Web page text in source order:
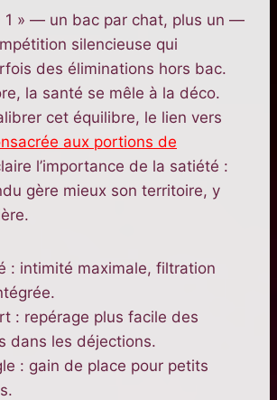
1 » — un bac par chat, plus un —
silencieuse qui
des éliminations hors bac.
la santé se mêle à la déco.
cet équilibre, le lien vers
aux portions de
l’importance de la satiété :
gère mieux son territoire, y
: intimité maximale, filtration
: repérage plus facile des
dans les déjections.
: gain de place pour petits